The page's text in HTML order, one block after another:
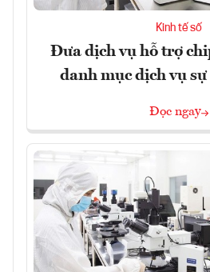
Kinh tế số
Đưa dịch vụ hỗ trợ
danh mục dịch vụ
Đọc ngay